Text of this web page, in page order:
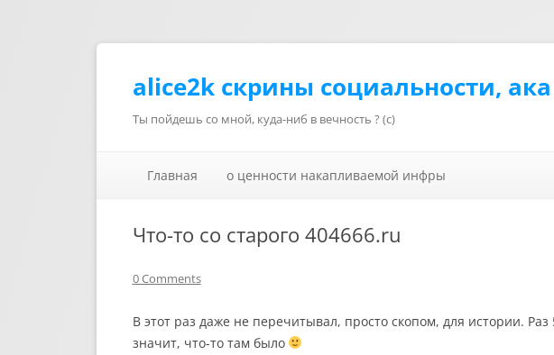
alice2k скрины социальности,
Ты пойдешь со мной, куда-ниб в вечность ? (с)
Главная
о ценности накапливаемой инфры
Что-то со старого 404666.ru
0 Comments
В этот раз даже не перечитывал, просто скопом, для истории.
значит, что-то там было